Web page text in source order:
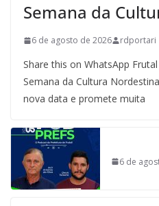
Semana da
6 de agosto de 2026 rdportari
Share this on WhatsApp
Semana da Cultura
nova data e promete muita
6 de